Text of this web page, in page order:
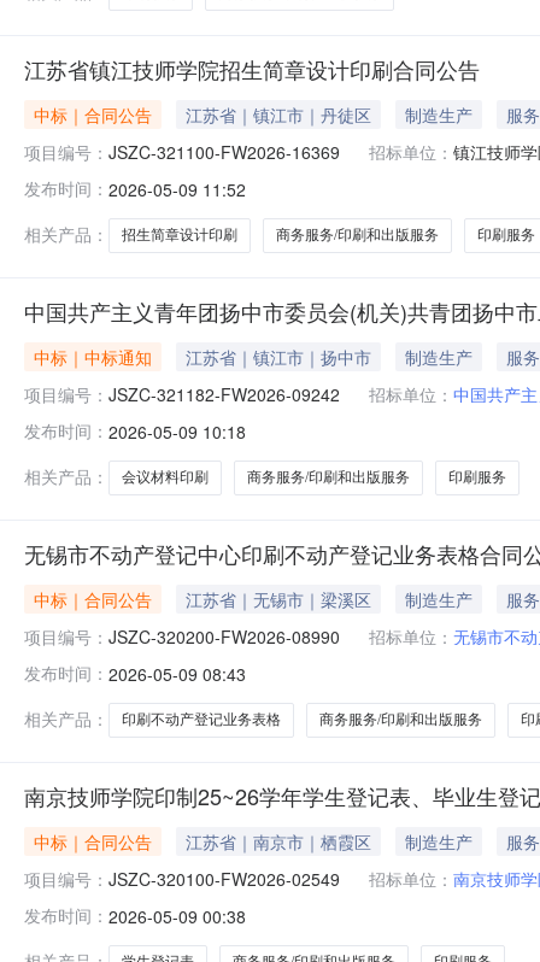
江苏省镇江技师学院招生简章设计印刷合同公告
中标｜合同公告 江苏省｜镇江市｜丹徒区 制造生产
服务
项目编号： JSZC-321100-FW2026-16369 招标单位： 镇江技师
发布时间： 2026-05-09 11:52
相关产品：
招生简章设计印刷 商务服务/印刷和出版服务 印刷服务
中国共产主义青年团扬中市委员会(机关)共青团扬中
中标｜中标通知 江苏省｜镇江市｜扬中市 制造生产
服务
项目编号： JSZC-321182-FW2026-09242 招标单位： 中国共产
发布时间： 2026-05-09 10:18
相关产品：
会议材料印刷 商务服务/印刷和出版服务 印刷服务
无锡市不动产登记中心印刷不动产登记业务表格合同
中标｜合同公告 江苏省｜无锡市｜梁溪区 制造生产
服务
项目编号： JSZC-320200-FW2026-08990 招标单位： 无锡市不
发布时间： 2026-05-09 08:43
相关产品：
印刷不动产登记业务表格 商务服务/印刷和出版服务 印
南京技师学院印制25~26学年学生登记表、毕业生登
中标｜合同公告 江苏省｜南京市｜栖霞区 制造生产
服务
项目编号： JSZC-320100-FW2026-02549 招标单位： 南京技师
发布时间： 2026-05-09 00:38